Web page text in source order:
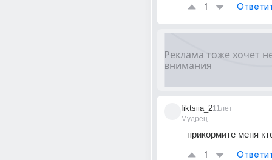
1
fiktsiia_2
Мудрец
11лет
прикормите меня
1